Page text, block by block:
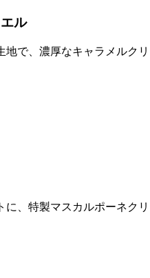
ル
地で、濃厚なキャラメルク
に、特製マスカルポーネク